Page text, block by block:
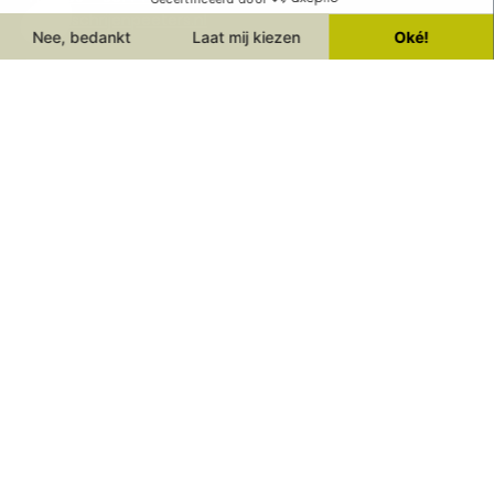
info@schrijenpeeters.nl